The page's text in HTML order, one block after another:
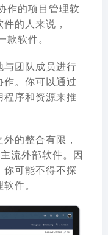
作的项目管理软
的人来说，
软件。
团队成员进行
。你可以通过
序和资源来推
的整合有限，
流外部软件。因
可能不得不探
件。